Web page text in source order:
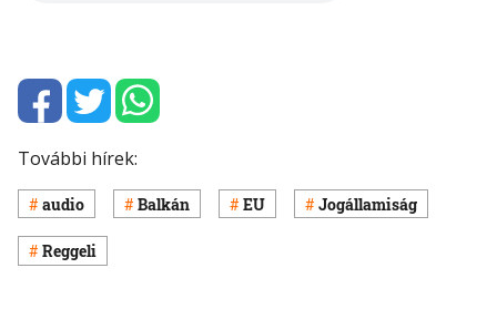
További hírek:
audio Balkán EU Jogállamiság
Reggeli